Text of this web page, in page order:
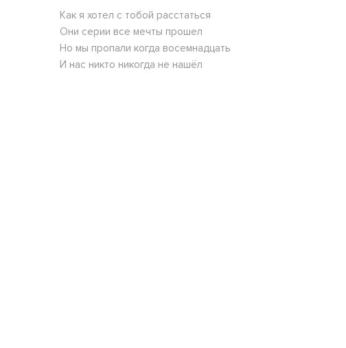
Как я хотел с тобой расстаться
Они серии все мечты прошел
Но мы пропали когда восемнадцать
И нас никто никогда не нашёл